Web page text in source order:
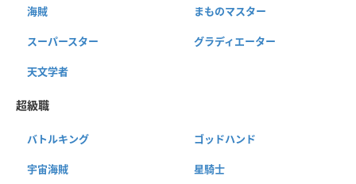
海賊 まものマスター
スーパースター グラディエーター
天文学者
超級職
バトルキング ゴッドハンド
宇宙海賊 星騎士